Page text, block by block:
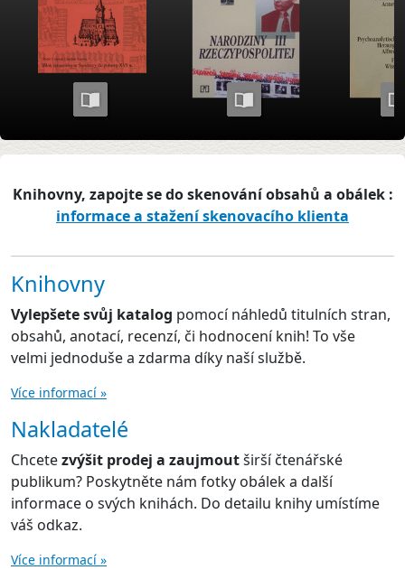
Knihovny, zapojte se do skenování obsahů a obálek :
informace a stažení skenovacího klienta
Knihovny
Vylepšete svůj katalog pomocí náhledů titulních stran,
obsahů, anotací, recenzí, či hodnocení knih! To vše
velmi jednoduše a zdarma díky naší službě.
Více informací »
Nakladatelé
Chcetezvýšit prodej a zaujmoutširší čtenářské
publikum? Poskytněte nám fotky obálek a další
informace o svých knihách. Do detailu knihy umístíme
váš odkaz.
Více informací »